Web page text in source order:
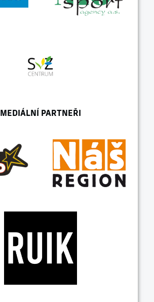
MEDIÁLNÍ PARTNEŘI